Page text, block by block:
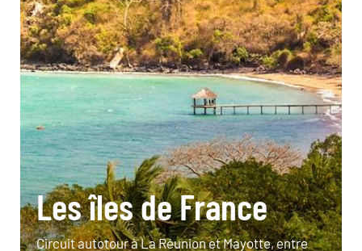
Les îles de France
Circuit autotour à La Réunion et Mayotte, entre